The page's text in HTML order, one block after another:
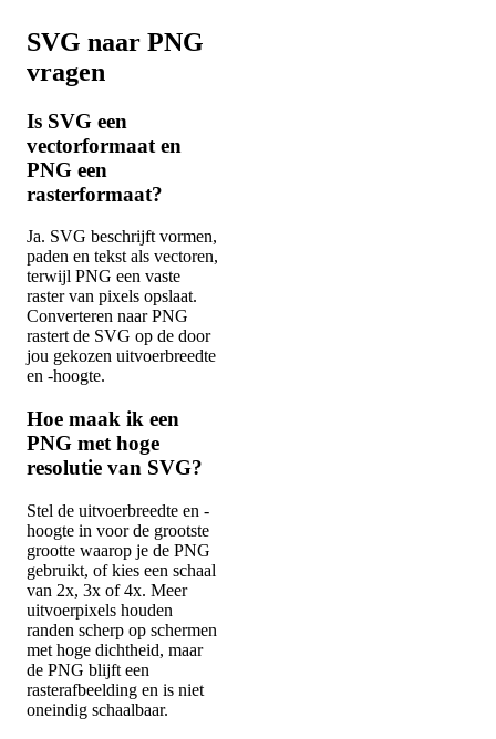
SVG naar PNG
vragen
Is SVG een
vectorformaat en
PNG een
rasterformaat?
Ja. SVG beschrijft vormen,
paden en tekst als vectoren,
terwijl PNG een vaste
raster van pixels opslaat.
Converteren naar PNG
rastert de SVG op de door
jou gekozen uitvoerbreedte
en -hoogte.
Hoe maak ik een
PNG met hoge
resolutie van SVG?
Stel de uitvoerbreedte en -
hoogte in voor de grootste
grootte waarop je de PNG
gebruikt, of kies een schaal
van 2x, 3x of 4x. Meer
uitvoerpixels houden
randen scherp op schermen
met hoge dichtheid, maar
de PNG blijft een
rasterafbeelding en is niet
oneindig schaalbaar.